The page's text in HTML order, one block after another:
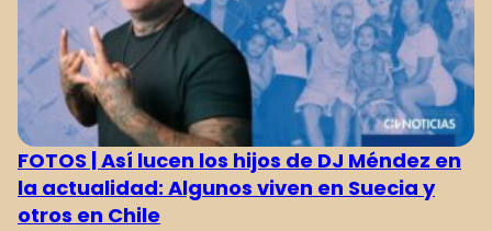
2 3 4
FOTOS | Así lucen los hijos de DJ Méndez en
la actualidad: Algunos viven en Suecia y
otros en Chile